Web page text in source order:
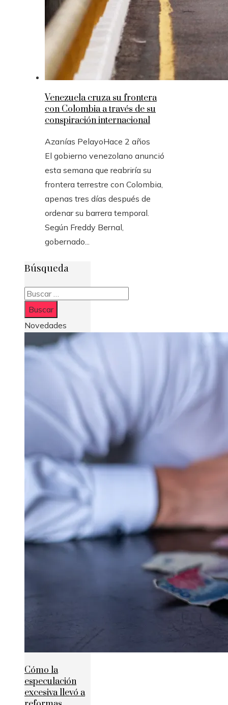
Venezuela cruza su frontera
con Colombia a través de su
conspiración internacional
Azanías PelayoHace 2 años
El gobierno venezolano anunció
esta semana que reabriría su
frontera terrestre con Colombia,
apenas tres días después de
ordenar su barrera temporal.
Según Freddy Bernal,
gobernado...
Búsqueda
Buscar:
Novedades
Cómo la
especulación
excesiva llevó a